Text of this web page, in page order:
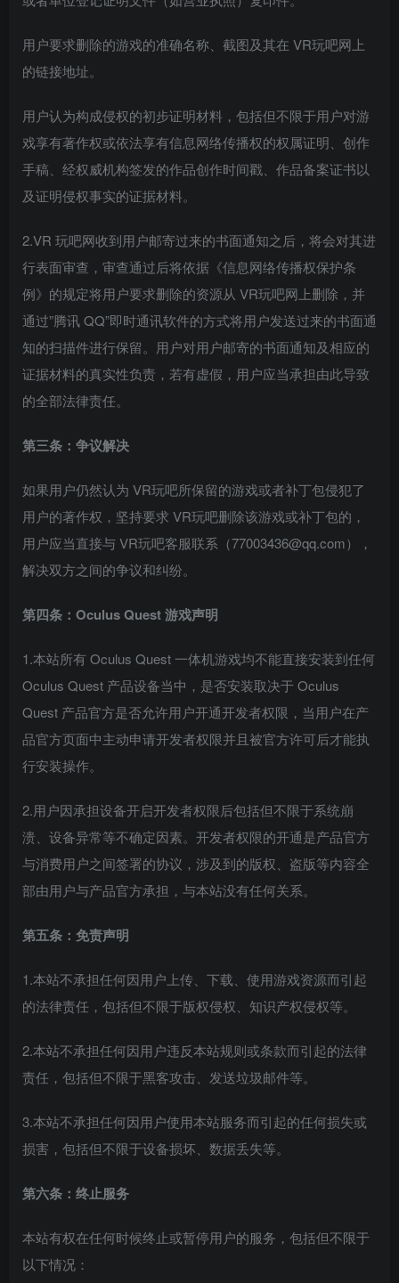
用户要求删除的游戏的准确名称、截图及其在 VR玩吧网上
的链接地址。
用户认为构成侵权的初步证明材料，包括但不限于用户对游
戏享有著作权或依法享有信息网络传播权的权属证明、创作
手稿、经权威机构签发的作品创作时间戳、作品备案证书以
及证明侵权事实的证据材料。
2.VR 玩吧网收到用户邮寄过来的书面通知之后，将会对其进
行表面审查，审查通过后将依据《信息网络传播权保护条
例》的规定将用户要求删除的资源从 VR玩吧网上删除，并
通过”腾讯 QQ”即时通讯软件的方式将用户发送过来的书面通
知的扫描件进行保留。用户对用户邮寄的书面通知及相应的
证据材料的真实性负责，若有虚假，用户应当承担由此导致
的全部法律责任。
第三条：争议解决
如果用户仍然认为 VR玩吧所保留的游戏或者补丁包侵犯了
用户的著作权，坚持要求 VR玩吧删除该游戏或补丁包的，
用户应当直接与 VR玩吧客服联系（77003436@qq.com），
解决双方之间的争议和纠纷。
第四条：Oculus Quest 游戏声明
1.本站所有 Oculus Quest 一体机游戏均不能直接安装到任何
Oculus Quest 产品设备当中，是否安装取决于 Oculus
Quest 产品官方是否允许用户开通开发者权限，当用户在产
品官方页面中主动申请开发者权限并且被官方许可后才能执
行安装操作。
2.用户因承担设备开启开发者权限后包括但不限于系统崩
溃、设备异常等不确定因素。开发者权限的开通是产品官方
与消费用户之间签署的协议，涉及到的版权、盗版等内容全
部由用户与产品官方承担，与本站没有任何关系。
第五条：免责声明
1.本站不承担任何因用户上传、下载、使用游戏资源而引起
的法律责任，包括但不限于版权侵权、知识产权侵权等。
2.本站不承担任何因用户违反本站规则或条款而引起的法律
责任，包括但不限于黑客攻击、发送垃圾邮件等。
3.本站不承担任何因用户使用本站服务而引起的任何损失或
损害，包括但不限于设备损坏、数据丢失等。
第六条：终止服务
本站有权在任何时候终止或暂停用户的服务，包括但不限于
以下情况：